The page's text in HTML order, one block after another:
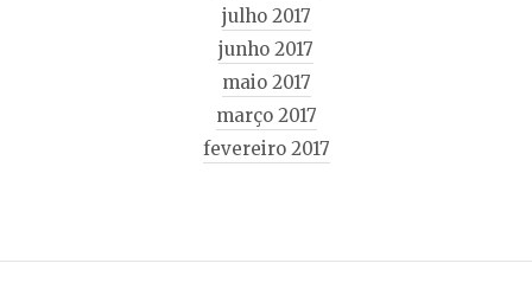
julho 2017
junho 2017
maio 2017
março 2017
fevereiro 2017